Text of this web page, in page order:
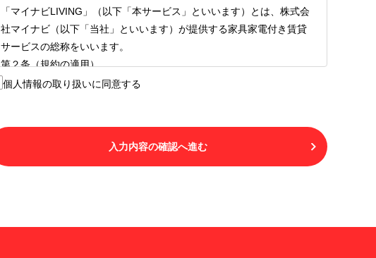
「マイナビLIVING」（以下「本サービス」といいます）とは、株式会
社マイナビ（以下「当社」といいます）が提供する家具家電付き賃貸
サービスの総称をいいます。
第２条（規約の適用）
１.本サービスを利用する者（以下「利用者」といいます）は、本サー
をもってのみ認められるものとし、不承諾の場合には、本サービスを
利用することはできません。
個人情報の取り扱いに同意する
入力内容の確認へ進む